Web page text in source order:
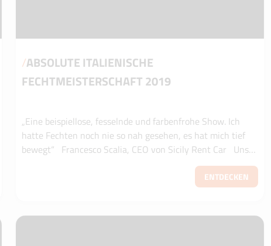
/ABSOLUTE ITALIENISCHE
FECHTMEISTERSCHAFT 2019
„Eine beispiellose, fesselnde und farbenfrohe Show. Ich
hatte Fechten noch nie so nah gesehen, es hat mich tief
bewegt“ Francesco Scalia, CEO von Sicily Rent Car Unser
ENTDECKEN